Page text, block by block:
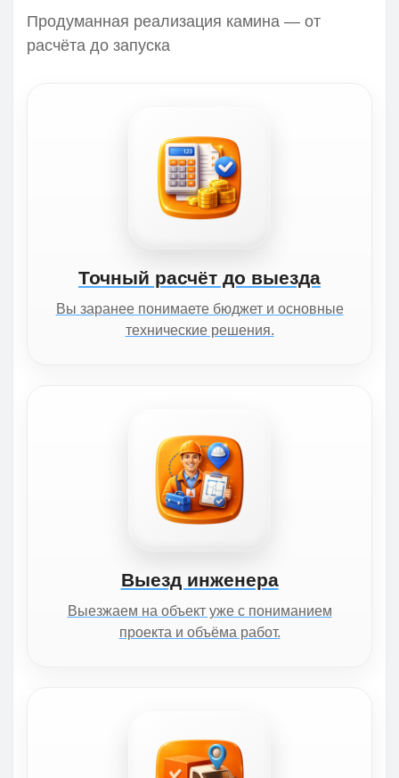
Продуманная реализация камина — от
расчёта до запуска
Точный расчёт до выезда
Вы заранее понимаете бюджет и основные
технические решения.
Выезд инженера
Выезжаем на объект уже с пониманием
проекта и объёма работ.